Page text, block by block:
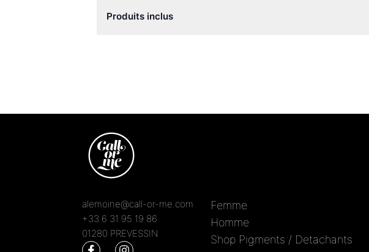
Produits inclus
alemoine@call-or-me.com
+33 6 31 95 19 86
01280 PREVESSIN
Femme
Homme
Shop Pigments / Detachants